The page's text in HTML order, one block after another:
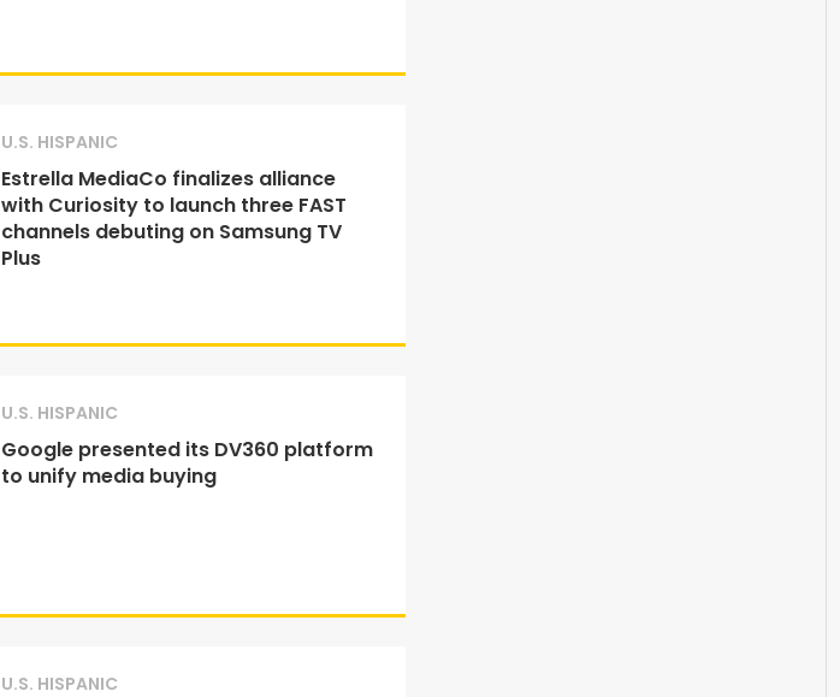
U.S. HISPANIC
Estrella MediaCo finalizes alliance
with Curiosity to launch three FAST
channels debuting on Samsung TV
Plus
U.S. HISPANIC
Google presented its DV360 platform
to unify media buying
U.S. HISPANIC